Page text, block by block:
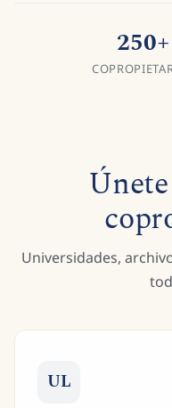
250+
Universidades,
UL